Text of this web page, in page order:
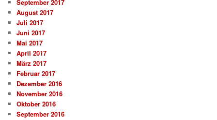
September 2017
August 2017
Juli 2017
Juni 2017
Mai 2017
April 2017
März 2017
Februar 2017
Dezember 2016
November 2016
Oktober 2016
September 2016